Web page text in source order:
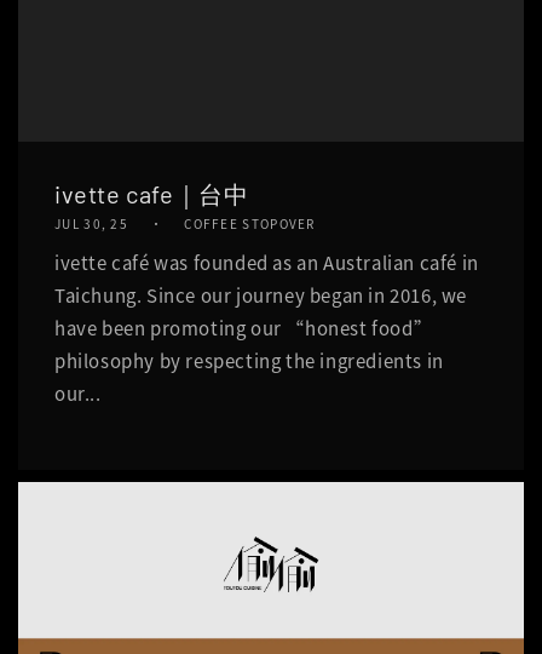
ivette cafe｜台中
JUL 30, 25 COFFEE STOPOVER
ivette café was founded as an Australian café in
Taichung. Since our journey began in 2016, we
have been promoting our “honest food”
philosophy by respecting the ingredients in
our...